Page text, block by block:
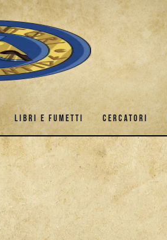
LIBRI E FUMETTI CERCATORI
LIBRI E FUMETTI CERCATORI